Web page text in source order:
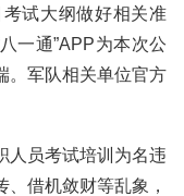
试大纲做好相关准
一通”APP为本次公
。军队相关单位官方
人员考试培训为名违
借机敛财等乱象，